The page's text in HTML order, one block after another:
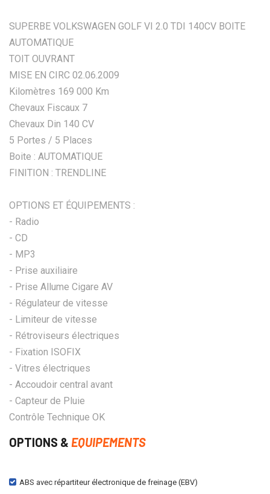
SUPERBE VOLKSWAGEN GOLF VI 2.0 TDI 140CV BOITE
AUTOMATIQUE
TOIT OUVRANT
MISE EN CIRC 02.06.2009
Kilomètres 169 000 Km
Chevaux Fiscaux 7
Chevaux Din 140 CV
5 Portes / 5 Places
Boite : AUTOMATIQUE
FINITION : TRENDLINE
OPTIONS ET ÉQUIPEMENTS :
- Radio
- CD
- MP3
- Prise auxiliaire
- Prise Allume Cigare AV
- Régulateur de vitesse
- Limiteur de vitesse
- Rétroviseurs électriques
- Fixation ISOFIX
- Vitres électriques
- Accoudoir central avant
- Capteur de Pluie
Contrôle Technique OK
OPTIONS & EQUIPEMENTS
ABS avec répartiteur électronique de freinage (EBV)